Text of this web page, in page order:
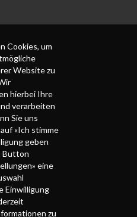
Cookies, um
Website zu
hierbei Ihre
verarbeiten
Sie uns
«Ich stimme
geben
Button
eine
Einwilligung
zu